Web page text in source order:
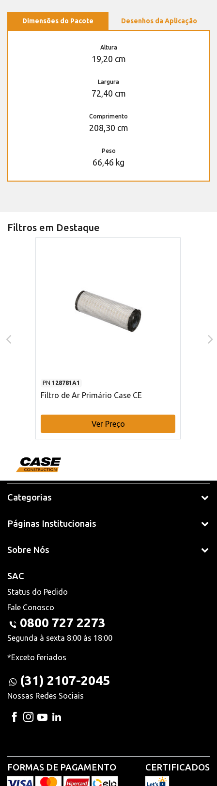
Dimensões do Pacote Desenhos da Aplicação
Altura
19,20 cm
Largura
72,40 cm
Comprimento
208,30 cm
Peso
66,46 kg
Filtros em Destaque
PN 128781A1
Filtro de Ar Primário Case CE
Ver Preço
Categorias
Páginas Institucionais
Sobre Nós
SAC
Status do Pedido
Fale Conosco
0800 727 2273
Segunda à sexta 8:00 às 18:00
*Exceto feriados
(31) 2107-2045
Nossas Redes Sociais
FORMAS DE PAGAMENTO CERTIFICADOS